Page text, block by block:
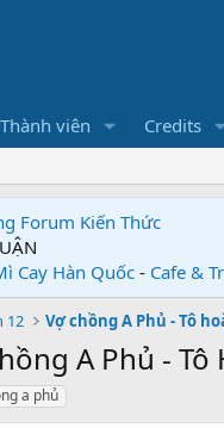
Thành viên Credits
Forum Kiến Thức
Cay Hàn Quốc- Cafe &
12 Vợ chồng A Phủ - Tô
A Phủ - Tô
a phủ